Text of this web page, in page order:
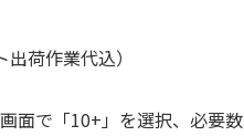
荷作業代込）
面で「10+」を選択、必要数